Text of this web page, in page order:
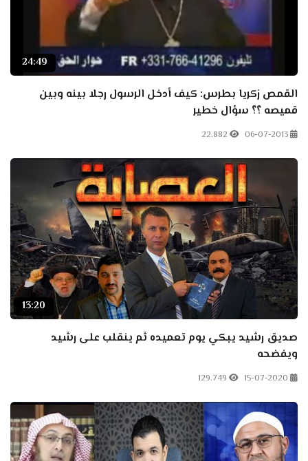
24:49
القمص زكريا بطرس: كيف أدخل الرسول رجلا بينه وبين
قميصه ؟؟ سؤال خطير
06-07-2013
22.882
13:20
صديق رشيد يبكي يوم تعميده ثم ينقلب على رشيد
ويفضحه
15-07-2020
129.749